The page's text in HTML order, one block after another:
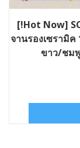
[!Hot Now]
จานรองเซรามิค
ขาว/ชม